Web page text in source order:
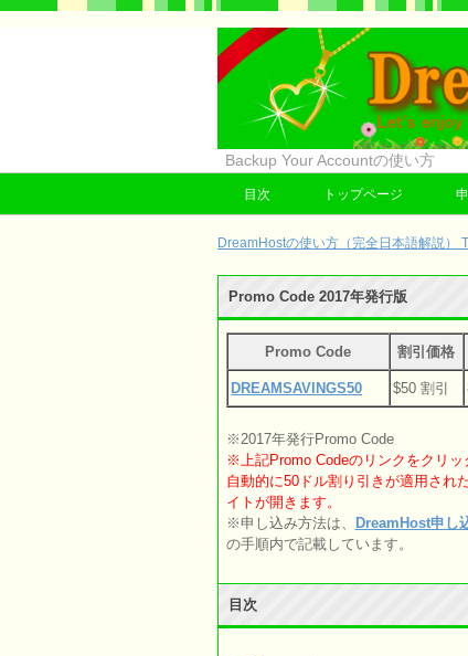
Backup Your Accountの使い方
目次 トップページ
DreamHostの使い方（完全日本語解説）
Promo Code 2017年発行版
Promo Code 割引価格
DREAMSAVINGS50 $50 割引
※2017年発行Promo Code
※上記Promo Codeのリンクをクリッ
自動的に50ドル割り引きが適用され
イトが開きます。
※申し込み方法は、
DreamHost申し
の手順内で記載しています。
目次